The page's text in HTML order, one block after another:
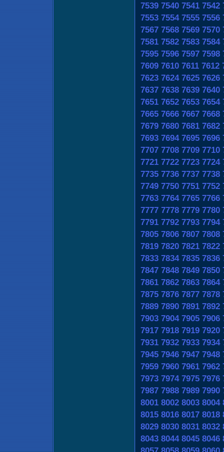
7539 7540 7541 7542
7553 7554 7555 7556
7567 7568 7569 7570
7581 7582 7583 7584
7595 7596 7597 7598
7609 7610 7611 7612
7623 7624 7625 7626
7637 7638 7639 7640
7651 7652 7653 7654
7665 7666 7667 7668
7679 7680 7681 7682
7693 7694 7695 7696
7707 7708 7709 7710
7721 7722 7723 7724
7735 7736 7737 7738
7749 7750 7751 7752
7763 7764 7765 7766
7777 7778 7779 7780
7791 7792 7793 7794
7805 7806 7807 7808
7819 7820 7821 7822
7833 7834 7835 7836
7847 7848 7849 7850
7861 7862 7863 7864
7875 7876 7877 7878
7889 7890 7891 7892
7903 7904 7905 7906
7917 7918 7919 7920
7931 7932 7933 7934
7945 7946 7947 7948
7959 7960 7961 7962
7973 7974 7975 7976
7987 7988 7989 7990
8001 8002 8003 8004
8015 8016 8017 8018
8029 8030 8031 8032
8043 8044 8045 8046